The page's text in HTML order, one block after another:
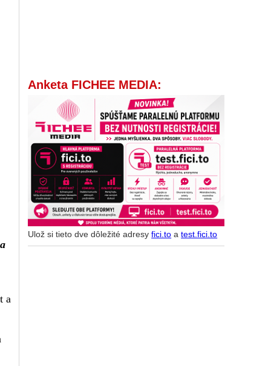
a
Anketa FICHEE MEDIA:
Ulož si tieto dve dôležité adresyfici.to atest.fici.to